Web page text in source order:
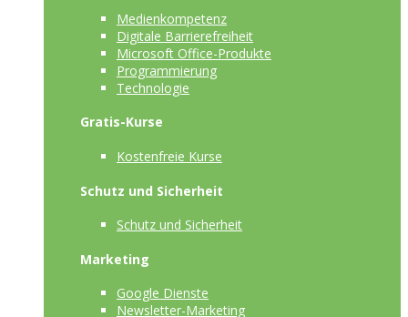
Medienkompetenz
Digitale Barrierefreiheit
Microsoft Office-Produkte
Programmierung
Technologie
Gratis-Kurse
Kostenfreie Kurse
Schutz und Sicherheit
Schutz und Sicherheit
Marketing
Google Dienste
Newsletter-Marketing